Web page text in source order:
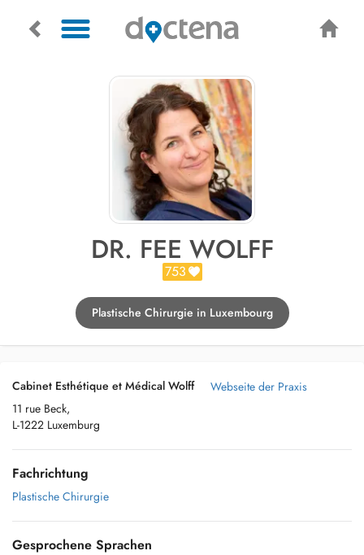
DR. FEE WOLFF
753
Plastische Chirurgie in Luxembourg
Cabinet Esthétique et Médical Wolff
11 rue Beck,
L-1222 Luxemburg
Webseite der Praxis
Fachrichtung
Plastische Chirurgie
Gesprochene Sprachen